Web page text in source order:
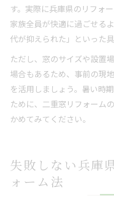
す。実際に兵庫県のリフォ
家族全員が快適に過ごせる
代が抑えられた」といった
ただし、窓のサイズや設置
場合もあるため、事前の現
を活用しましょう。暑い時
ために、二重窓リフォーム
かめてみてください。
失敗しない兵庫
ォーム法